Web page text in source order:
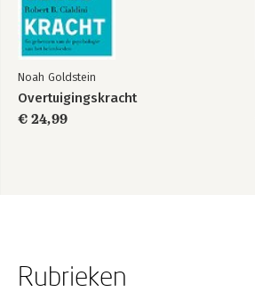
Noah Goldstein
Overtuigingskracht
€ 24,99
Rubrieken